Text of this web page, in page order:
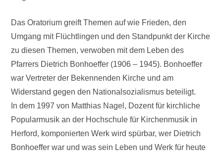
Das Oratorium greift Themen auf wie Frieden, den
Umgang mit Flüchtlingen und den Standpunkt der Kirche
zu diesen Themen, verwoben mit dem Leben des
Pfarrers Dietrich Bonhoeffer (1906 – 1945). Bonhoeffer
war Vertreter der Bekennenden Kirche und am
Widerstand gegen den Nationalsozialismus beteiligt.
In dem 1997 von Matthias Nagel, Dozent für kirchliche
Popularmusik an der Hochschule für Kirchenmusik in
Herford, komponierten Werk wird spürbar, wer Dietrich
Bonhoeffer war und was sein Leben und Werk für heute